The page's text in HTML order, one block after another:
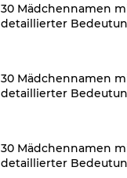
30 Mädchennamen
detaillierter
30 Mädchennamen
detaillierter
30 Mädchennamen
detaillierter